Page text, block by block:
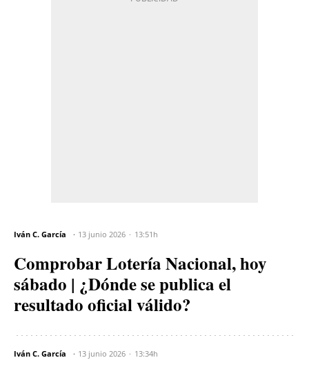
Iván C. García 13 junio 2026 13:51h
Comprobar Lotería Nacional, hoy
sábado | ¿Dónde se publica el
resultado oficial válido?
Iván C. García 13 junio 2026 13:34h